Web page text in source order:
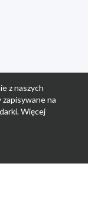
z naszych
zapisywane na
Więcej